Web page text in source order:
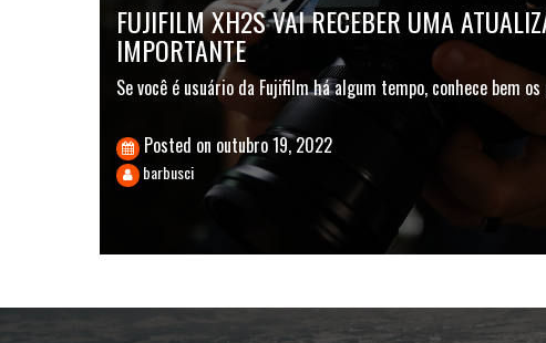
FUJIFILM XH2S VAI RECEBER UMA
IMPORTANTE
Se você é usuário da Fujifilm há algum tempo, conhece bem
Posted on outubro 19, 2022
barbusci